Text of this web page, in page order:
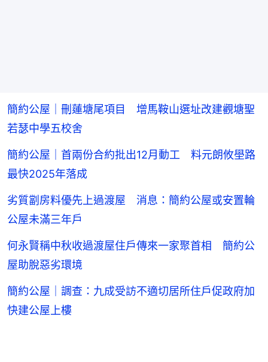
簡約公屋｜刪蓮塘尾項目 增馬鞍山選址改建觀塘聖
若瑟中學五校舍
簡約公屋｜首兩份合約批出12月動工 料元朗攸壆路
最快2025年落成
劣質劏房料優先上過渡屋 消息：簡約公屋或安置輪
公屋未滿三年戶
何永賢稱中秋收過渡屋住戶傳來一家聚首相 簡約公
屋助脫惡劣環境
簡約公屋｜調查：九成受訪不適切居所住戶促政府加
快建公屋上樓